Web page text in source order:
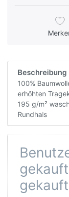
Beschreibung
100%
erhöhten
195 g/m²
Rundhals
gekauft